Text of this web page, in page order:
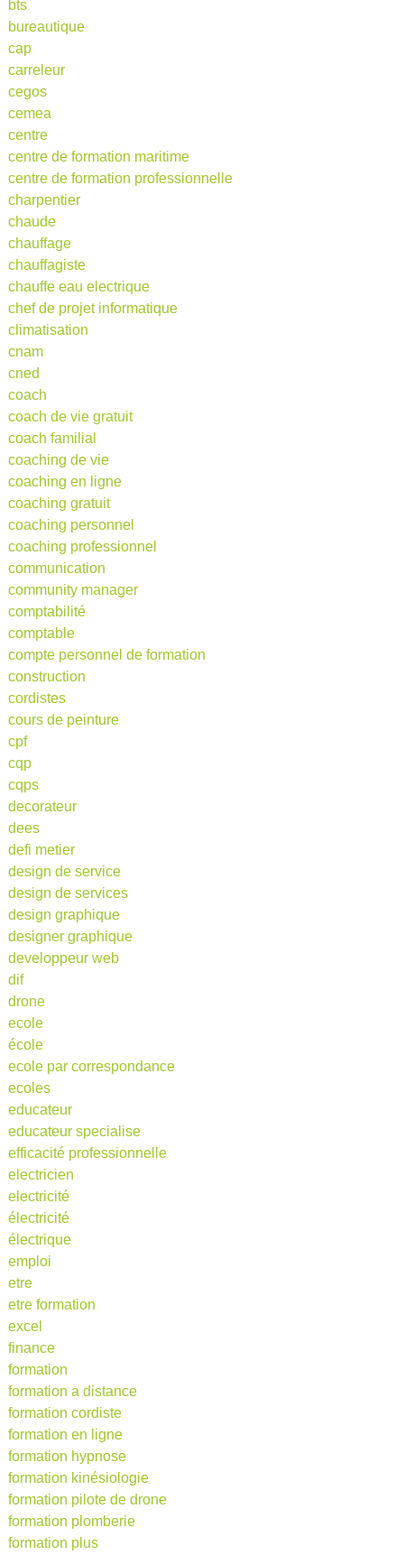
bts
bureautique
cap
carreleur
cegos
cemea
centre
centre de formation maritime
centre de formation professionnelle
charpentier
chaude
chauffage
chauffagiste
chauffe eau electrique
chef de projet informatique
climatisation
cnam
cned
coach
coach de vie gratuit
coach familial
coaching de vie
coaching en ligne
coaching gratuit
coaching personnel
coaching professionnel
communication
community manager
comptabilité
comptable
compte personnel de formation
construction
cordistes
cours de peinture
cpf
cqp
cqps
decorateur
dees
defi metier
design de service
design de services
design graphique
designer graphique
developpeur web
dif
drone
ecole
école
ecole par correspondance
ecoles
educateur
educateur specialise
efficacité professionnelle
electricien
electricité
électricité
électrique
emploi
etre
etre formation
excel
finance
formation
formation a distance
formation cordiste
formation en ligne
formation hypnose
formation kinésiologie
formation pilote de drone
formation plomberie
formation plus